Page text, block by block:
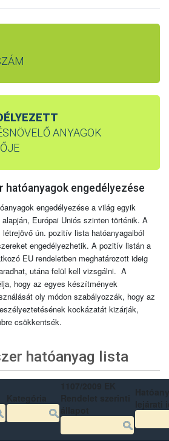
ANYAGOK
hatóanyagok engedélyezése
engedélyezése a világ egyik
Európai Uniós szinten történik. A
ún. pozitív lista hatóanyagaiból
engedélyezhetik. A pozitív listán a
EU rendeletben meghatározott ideig
utána felül kell vizsgálni. A
hogy az egyes készítmények
oly módon szabályozzák, hogy az
kockázatát kizárják,
csökkentsék.
hatóanyag lista